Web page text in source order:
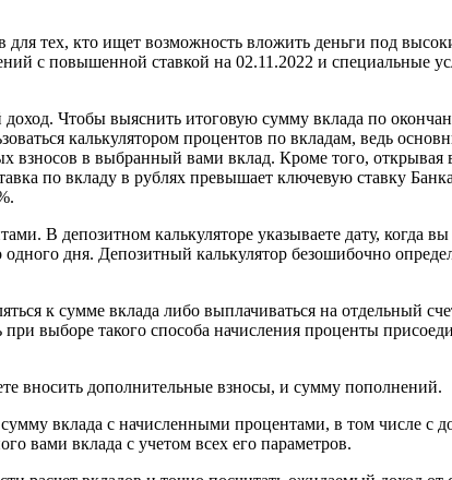
тех, кто ищет возможность вложить деньги под
с повышенной ставкой на 02.11.2022 и специальные
Чтобы выяснить итоговую сумму вклада по
калькулятором процентов по вкладам, ведь
взносов в выбранный вами вклад. Кроме того, открывая
по вкладу в рублях превышает ключевую ставку
В депозитном калькуляторе указываете дату, когда вы
дня. Депозитный калькулятор безошибочно
к сумме вклада либо выплачиваться на отдельный
выборе такого способа начисления проценты
вносить дополнительные взносы, и сумму пополнений.
вклада с начисленными процентами, в том числе
вами вклада с учетом всех его параметров.